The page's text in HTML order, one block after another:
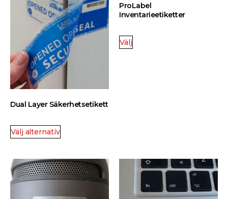
Dual Layer Säkerhetsetikett
Välj alternativ
ProLabel
Inventarieetiketter
Välj